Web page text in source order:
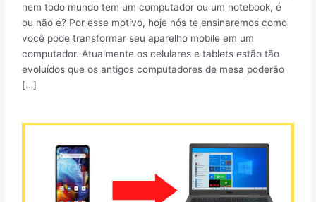
nem todo mundo tem um computador ou um notebook, é
ou não é? Por esse motivo, hoje nós te ensinaremos como
você pode transformar seu aparelho mobile em um
computador. Atualmente os celulares e tablets estão tão
evoluídos que os antigos computadores de mesa poderão
[…]